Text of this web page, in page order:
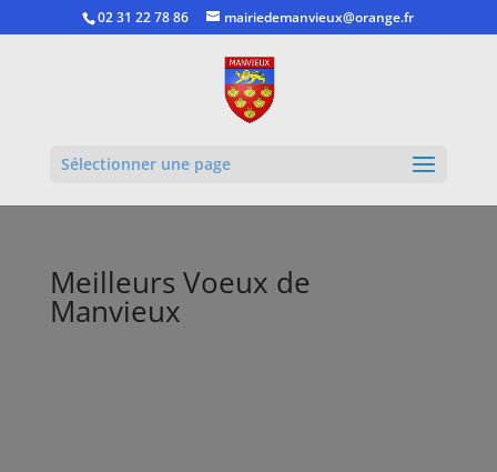
02 31 22 78 86 mairiedemanvieux@orange.fr
Sélectionner une page
Meilleurs Voeux de
Manvieux